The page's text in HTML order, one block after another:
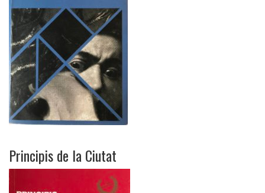
Principis de la Ciutat